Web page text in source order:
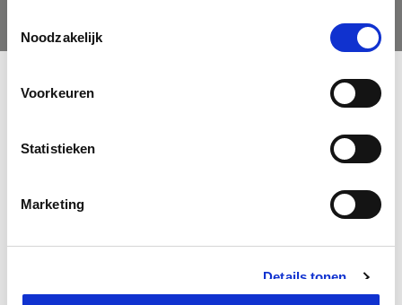
Noodzakelijk
Voorkeuren
Statistieken
Marketing
Details tonen